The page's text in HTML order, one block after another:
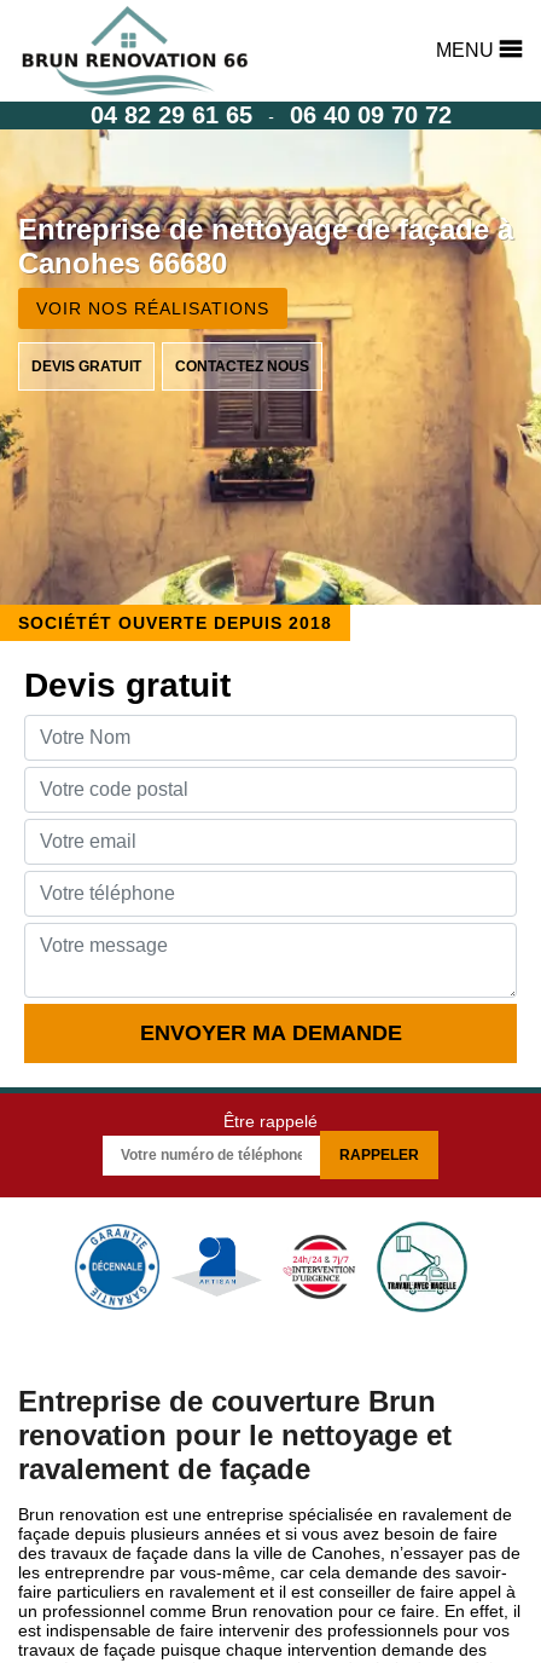
MENU
04 82 29 61 65 - 06 40 09 70 72
Entreprise de nettoyage de façade à
Canohes 66680
VOIR NOS RÉALISATIONS
DEVIS GRATUIT CONTACTEZ NOUS
SOCIÉTÉT OUVERTE DEPUIS 2018
Devis gratuit
Être rappelé
Entreprise de couverture Brun
renovation pour le nettoyage et
ravalement de façade
Brun renovation est une entreprise spécialisée en ravalement de
façade depuis plusieurs années et si vous avez besoin de faire
des travaux de façade dans la ville de Canohes, n’essayer pas de
les entreprendre par vous-même, car cela demande des savoir-
faire particuliers en ravalement et il est conseiller de faire appel à
un professionnel comme Brun renovation pour ce faire. En effet, il
est indispensable de faire intervenir des professionnels pour vos
travaux de façade puisque chaque intervention demande des